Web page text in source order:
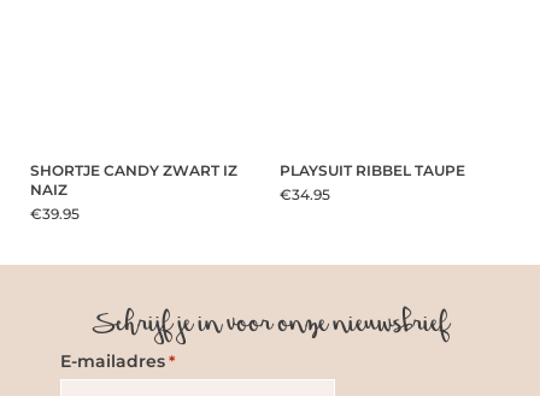
SHORTJE CANDY ZWART IZ
NAIZ
€39.95
PLAYSUIT RIBBEL TAUPE
€34.95
Schrijf je in voor onze nieuwsbrief
E-mailadres *